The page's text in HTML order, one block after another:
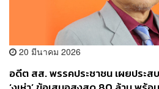
20 มีนาคม 2026
อดีต สส. พรรคประชาชน เผยประ